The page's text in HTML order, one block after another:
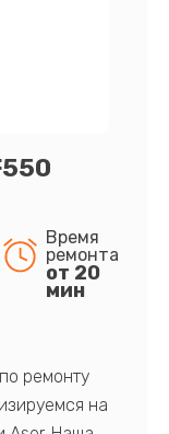
Время
ремонта
от 20
мин
ремонту
на